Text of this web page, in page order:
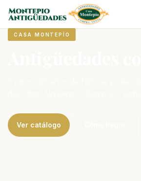
CASA MONTEPÍO
Ver catálogo